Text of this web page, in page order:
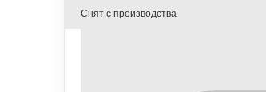
Снят с производства